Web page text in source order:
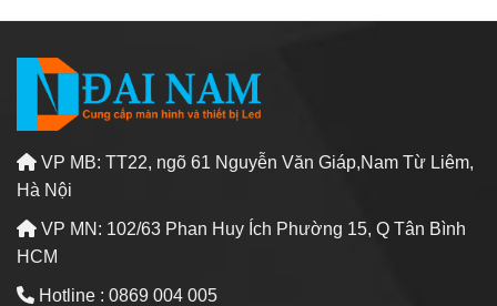
VP MB: TT22, ngõ 61 Nguyễn Văn Giáp,Nam Từ Liêm,
Hà Nội
VP MN: 102/63 Phan Huy Ích Phường 15, Q Tân Bình
HCM
Hotline : 0869 004 005